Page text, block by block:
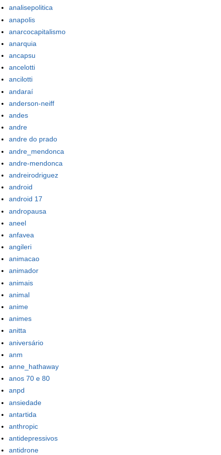
analisepolitica
anapolis
anarcocapitalismo
anarquia
ancapsu
ancelotti
ancilotti
andaraí
anderson-neiff
andes
andre
andre do prado
andre_mendonca
andre-mendonca
andreirodriguez
android
android 17
andropausa
aneel
anfavea
angileri
animacao
animador
animais
animal
anime
animes
anitta
aniversário
anm
anne_hathaway
anos 70 e 80
anpd
ansiedade
antartida
anthropic
antidepressivos
antidrone